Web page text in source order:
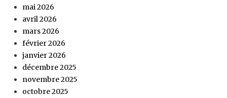
mai 2026
avril 2026
mars 2026
février 2026
janvier 2026
décembre 2025
novembre 2025
octobre 2025